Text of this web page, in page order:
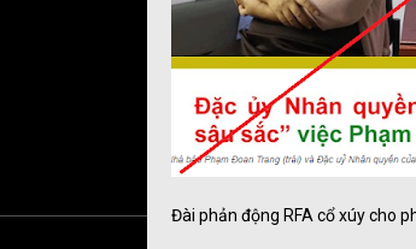
Đài phản động RFA cổ xúy cho